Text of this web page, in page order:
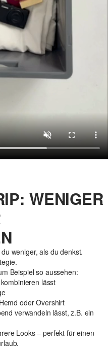
WENIGER
weniger, als du denkst.
Beispiel so aussehen:
lässt
oder Overshirt
verwandeln lässt, z.B. ein
Looks – perfekt für einen